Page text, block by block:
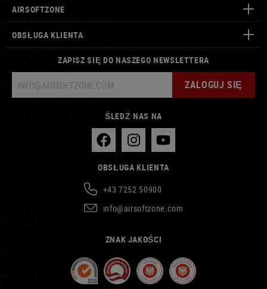
AIRSOFTZONE
OBSŁUGA KLIENTA
ZAPISZ SIĘ DO NASZEGO NEWSLETTERA
ZALOGUJ SIĘ
ŚLEDŹ NAS NA
OBSŁUGA KLIENTA
+43 7252 50900
info@airsoftzone.com
ZNAK JAKOŚCI